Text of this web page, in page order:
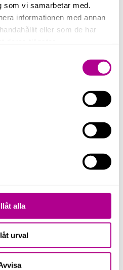
som vi samarbetar med.
informationen med annan
eller som de har
alla
urval